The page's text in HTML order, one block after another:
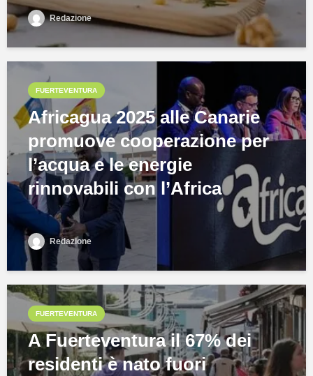
Redazione
FUERTEVENTURA
Africagua 2025 alle Canarie
promuove cooperazione per
l’acqua e le energie
rinnovabili con l’Africa
Redazione
FUERTEVENTURA
A Fuerteventura il 67% dei
residenti è nato fuori